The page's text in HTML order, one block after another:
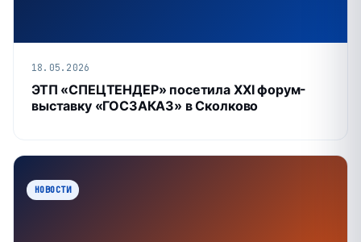
18.05.2026
ЭТП «СПЕЦТЕНДЕР» посетила XXI форум-
выставку «ГОСЗАКАЗ» в Сколково
НОВОСТИ